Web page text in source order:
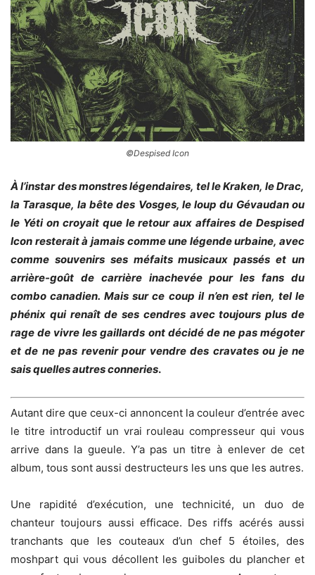
©Despised Icon
À l’instar des monstres légendaires, tel le Kraken, le Drac,
la Tarasque, la bête des Vosges, le loup du Gévaudan ou
le Yéti on croyait que le retour aux affaires de Despised
Icon resterait à jamais comme une légende urbaine, avec
comme souvenirs ses méfaits musicaux passés et un
arrière-goût de carrière inachevée pour les fans du
combo canadien. Mais sur ce coup il n’en est rien, tel le
phénix qui renaît de ses cendres avec toujours plus de
rage de vivre les gaillards ont décidé de ne pas mégoter
et de ne pas revenir pour vendre des cravates ou je ne
sais quelles autres conneries.
Autant dire que ceux-ci annoncent la couleur d’entrée avec
le titre introductif un vrai rouleau compresseur qui vous
arrive dans la gueule. Y’a pas un titre à enlever de cet
album, tous sont aussi destructeurs les uns que les autres.
Une rapidité d’exécution, une technicité, un duo de
chanteur toujours aussi efficace. Des riffs acérés aussi
tranchants que les couteaux d’un chef 5 étoiles, des
moshpart qui vous décollent les guiboles du plancher et